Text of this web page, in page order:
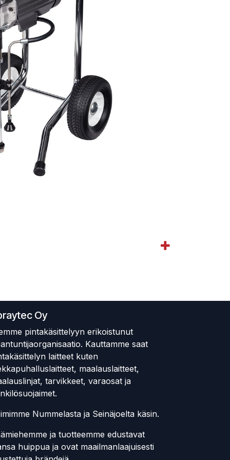
Oy
pintakäsittelyyn erikoistunut
Kauttamme saat
laitteet kuten
maalauslaitteet,
tarvikkeet, varaosat ja
Nummelasta ja Seinäjoelta käsin.
ja tuotteemme edustavat
huippua ja ovat maailmanlaajuisesti